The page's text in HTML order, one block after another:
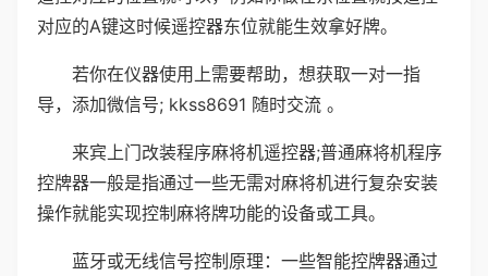
对应的A键这时候遥控器东位就能生效拿好牌。
若你在仪器使用上需要帮助，想获取一对一指
导，添加微信号; kkss8691 随时交流 。
来宾上门改装程序麻将机遥控器;普通麻将机程序
控牌器一般是指通过一些无需对麻将机进行复杂安装
操作就能实现控制麻将牌功能的设备或工具。
蓝牙或无线信号控制原理：一些智能控牌器通过